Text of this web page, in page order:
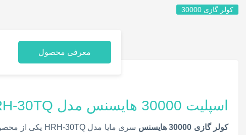
کولر گازی 30000
معرفی محصول
اسپلیت 30000 هایسنس مدل HRH-30TQ
کولر گازی 30000 هایسنس سری مایا مدل HRH-30TQ یکی از محصولات این برند می باشد که به دلیل حجم هوادهی برای محیط های بزرگ با متراژ 40 تا 60 متر مربع استفاده می گردد. این